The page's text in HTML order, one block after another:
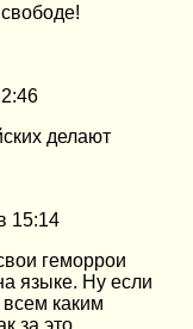
делают
15:14
геморрои
языке. Ну если
каким
за это